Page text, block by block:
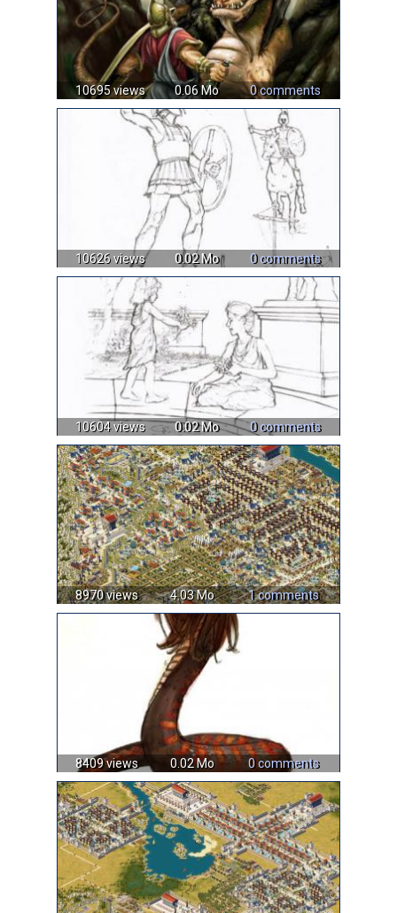
10695 views 0.06 Mo 0 comments
10626 views 0.02 Mo 0 comments
10604 views 0.02 Mo 0 comments
8970 views 4.03 Mo 1 comments
8409 views 0.02 Mo 0 comments